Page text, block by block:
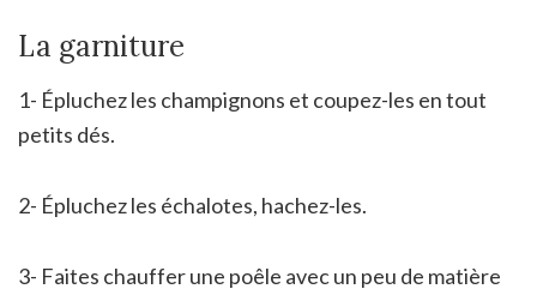
La garniture
1- Épluchez les champignons et coupez-les en tout
petits dés.
2- Épluchez les échalotes, hachez-les.
3- Faites chauffer une poêle avec un peu de matière